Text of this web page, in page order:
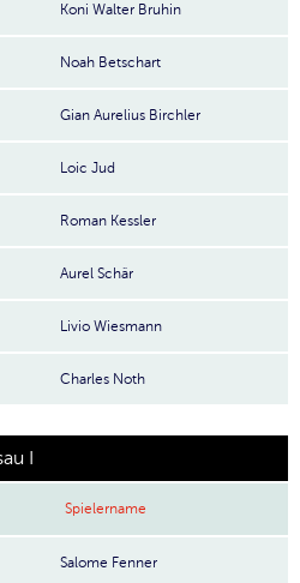
Koni Walter Bruhin
Noah Betschart
Gian Aurelius Birchler
Loic Jud
Roman Kessler
Aurel Schär
Livio Wiesmann
Charles Noth
I
Spielername
Salome Fenner